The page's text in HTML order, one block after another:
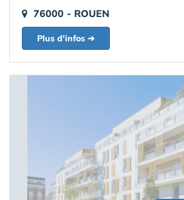
76000 - ROUEN
Plus d'infos ➔